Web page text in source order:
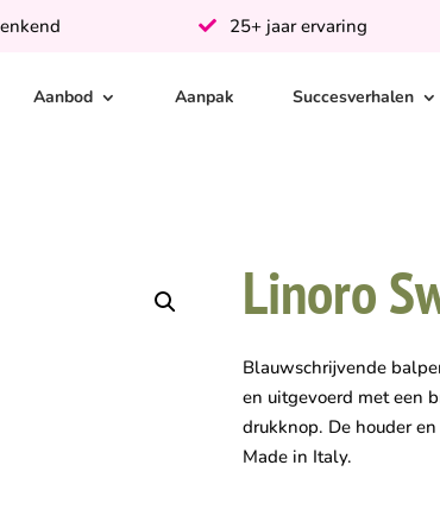
25+ jaar ervaring
Aanbod Aanpak Succesverhalen
Linoro
Blauwschrijvende
en uitgevoerd met een
drukknop. De houder
Made in Italy.